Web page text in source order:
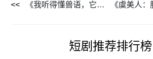
《我听得懂兽语，它们个个嘴炮王者》33集短剧全集无广告免费看
短剧推荐排行榜